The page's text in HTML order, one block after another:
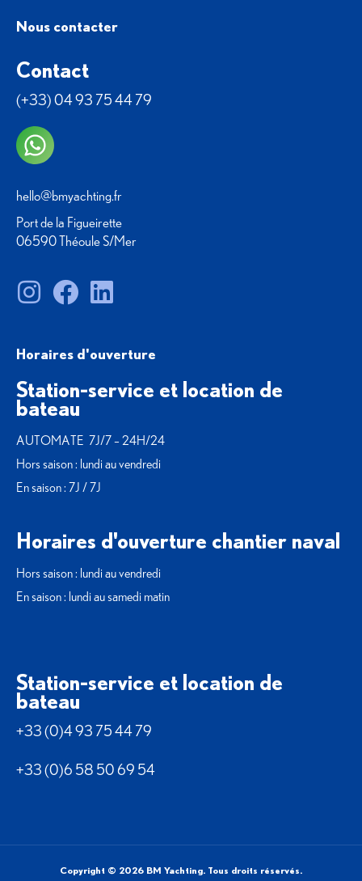
Nous contacter
Contact
(+33) 04 93 75 44 79
hello@bmyachting.fr
Port de la Figueirette
06590 Théoule S/Mer
Horaires d'ouverture
Station-service et location de
bateau
AUTOMATE 7J/7 – 24H/24
Hors saison : lundi au vendredi
En saison : 7J / 7J
Horaires d'ouverture chantier naval
Hors saison : lundi au vendredi
En saison : lundi au samedi matin
Station-service et location de
bateau
+33 (0)4 93 75 44 79
+33 (0)6 58 50 69 54
Copyright © 2026 BM Yachting. Tous droits réservés.